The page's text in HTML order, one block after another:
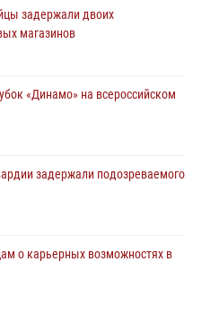
в обеспечении безопасности
задержали двоих
магазинов
«Динамо» на всероссийском
задержали подозреваемого
о карьерных возможностях в